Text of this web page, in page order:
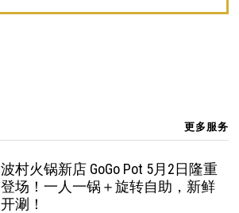
更多服务
波村火锅新店 GoGo Pot 5月2日隆重
登场！一人一锅＋旋转自助，新鲜
开涮！